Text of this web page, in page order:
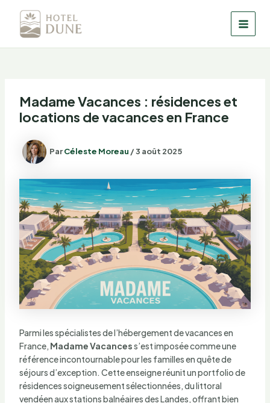
contenu
Madame Vacances : résidences et
locations de vacances en France
ParCéleste Moreau /3 août 2025
Parmi les spécialistes de l’hébergement de vacances en
France, Madame Vacancess’est imposée comme une
référence incontournable pour les familles en quête de
séjours d’exception. Cette enseigne réunit un portfolio de
résidences soigneusement sélectionnées, du littoral
vendéen aux stations balnéaires des Landes, offrant bien